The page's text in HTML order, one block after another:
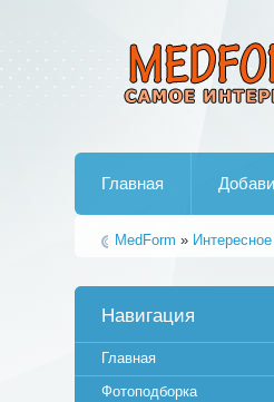
Главная
MedForm » Интересное
Навигация
Главная
Фотоподборка